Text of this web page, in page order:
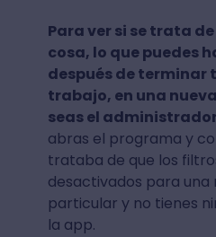
Para ver si se trata
cosa, lo que puedes
después de terminar
trabajo, en una
seas el administrador
abras el programa y
trataba de que los
desactivados para una
particular y no tienes
la app.